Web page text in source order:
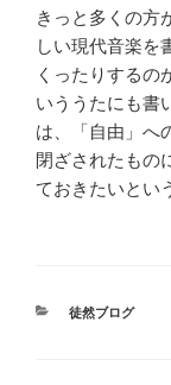
きっと多くの方
しい現代音楽を
くったりするの
いううたにも書
は、「自由」へ
閉ざされたもの
ておきたいと
カ
徒然ブログ